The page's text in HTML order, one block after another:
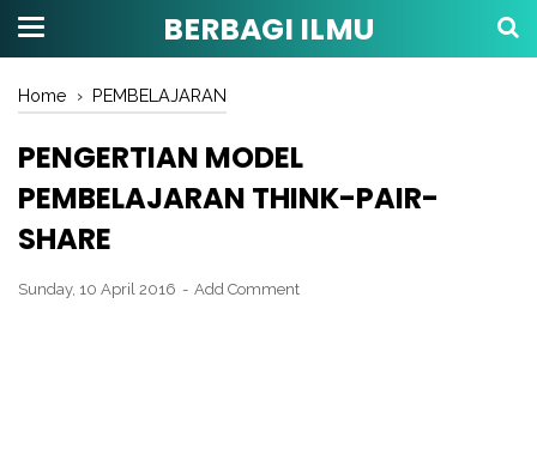
BERBAGI ILMU
Home › PEMBELAJARAN
PENGERTIAN MODEL
PEMBELAJARAN THINK-PAIR-
SHARE
Sunday, 10 April 2016 Add Comment